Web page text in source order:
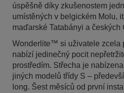
úspěšně díky zkušenostem
umístěných v belgickém Molu,
maďarské Tatabányi a českých
Wonderlite™ si uživatele zcela
nabízí jedinečný pocit
prostředím. Střecha je
jiných modelů třídy S –
long. Šest měsíců od první